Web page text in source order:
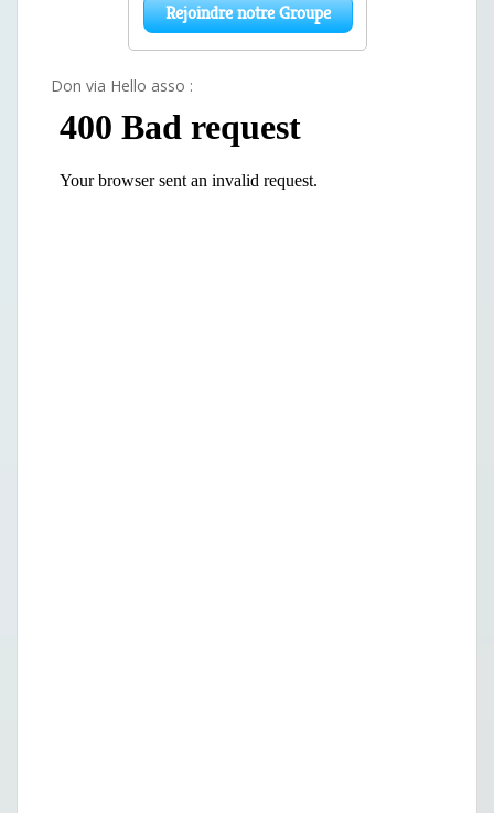
Don via Hello asso :